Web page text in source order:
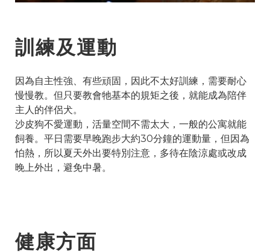
訓練及運動
因為自主性強、有些頑固，因此不太好訓練，需要耐心
慢慢教。但只要教會牠基本的規矩之後，就能成為陪伴
主人的伴侶犬。
沙皮狗不愛運動，活量空間不需太大，一般的公寓就能
飼養。平日需要早晚跑步大約30分鐘的運動量，但因為
怕熱，所以夏天外出要特別注意，多待在陰涼處或改成
晚上外出，避免中暑。
健康方面